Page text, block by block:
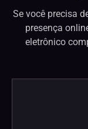
Se você precisa
presença
eletrônico